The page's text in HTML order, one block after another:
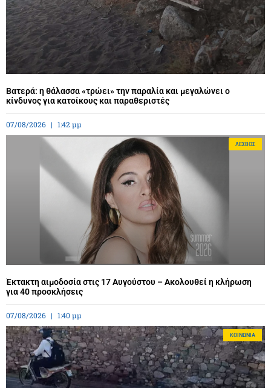
Βατερά: η θάλασσα «τρώει» την παραλία και μεγαλώνει ο
κίνδυνος για κατοίκους και παραθεριστές
07/08/2026 1:42 μμ
ΛΈΣΒΟΣ
Έκτακτη αιμοδοσία στις 17 Αυγούστου – Ακολουθεί η κλήρωση
για 40 προσκλήσεις
07/08/2026 1:40 μμ
ΚΟΙΝΩΝΊΑ